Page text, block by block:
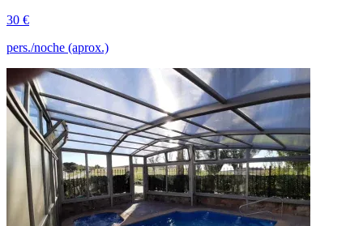
30 €
pers./noche (aprox.)